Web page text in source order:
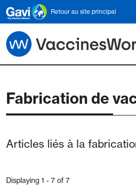
Skip to main content
Retour au site principal
Fabrication de
Articles liés à la
Displaying 1 - 7 of 7